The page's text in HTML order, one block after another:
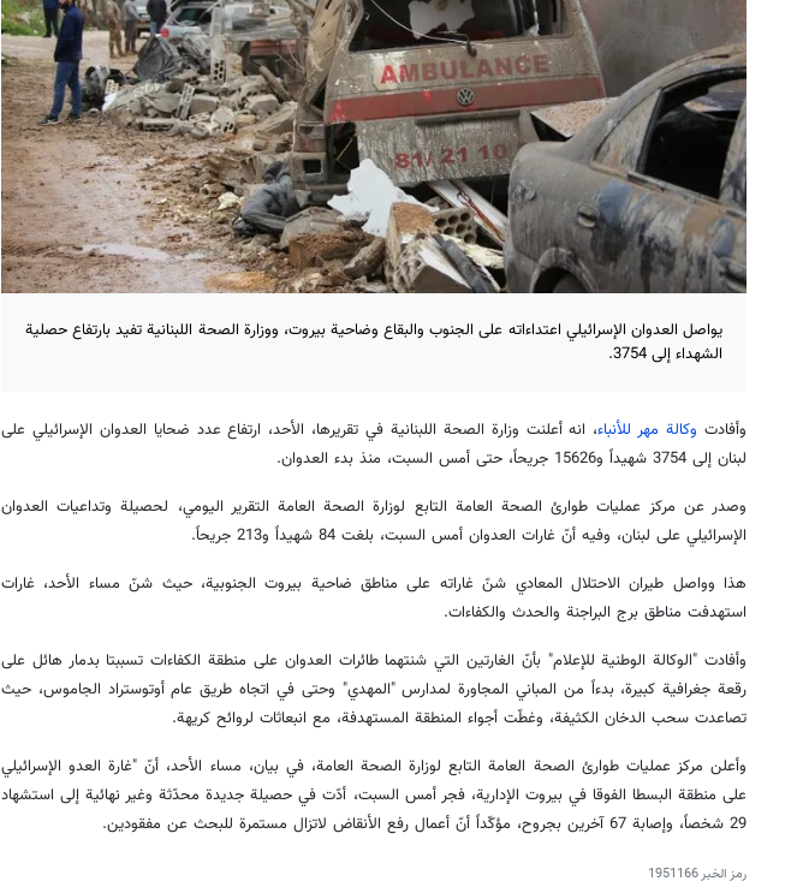
يواصل العدوان الإسرائيلي اعتداءاته على الجنوب والبقاع وضاحية بيروت، ووزارة الصحة اللبنانية تفيد بارتفاع حصلية
الشهداء إلى 3754.
وأفادت وكالة مهر للأنباء، انه أعلنت وزارة الصحة اللبنانية في تقريرها، الأحد، ارتفاع عدد ضحايا العدوان الإسرائيلي على
لبنان إلى 3754 شهيداً و15626 جريحاً، حتى أمس السبت، منذ بدء العدوان.
وصدر عن مركز عمليات طوارئ الصحة العامة التابع لوزارة الصحة العامة التقرير اليومي، لحصيلة وتداعيات العدوان
الإسرائيلي على لبنان، وفيه أنّ غارات العدوان أمس السبت، بلغت 84 شهيداً و213 جريحاً.
هذا وواصل طيران الاحتلال المعادي شنّ غاراته على مناطق ضاحية بيروت الجنوبية، حيث شنّ مساء الأحد، غارات
استهدفت مناطق برج البراجنة والحدث والكفاءات.
وأفادت "الوكالة الوطنية للإعلام" بأنّ الغارتين التي شنتهما طائرات العدوان على منطقة الكفاءات تسببتا بدمار هائل على
رقعة جغرافية كبيرة، بدءاً من المباني المجاورة لمدارس "المهدي" وحتى في اتجاه طريق عام أوتوستراد الجاموس، حيث
تصاعدت سحب الدخان الكثيفة، وغطّت أجواء المنطقة المستهدفة، مع انبعاثات لروائح كريهة.
وأعلن مركز عمليات طوارئ الصحة العامة التابع لوزارة الصحة العامة، في بيان، مساء الأحد، أنّ "غارة العدو الإسرائيلي
على منطقة البسطا الفوقا في بيروت الإدارية، فجر أمس السبت، أدّت في حصيلة جديدة محدّثة وغير نهائية إلى استشهاد
29 شخصاً، وإصابة 67 آخرين بجروح، مؤكّداً أنّ أعمال رفع الأنقاض لاتزال مستمرة للبحث عن مفقودين.
رمز الخبر1951166